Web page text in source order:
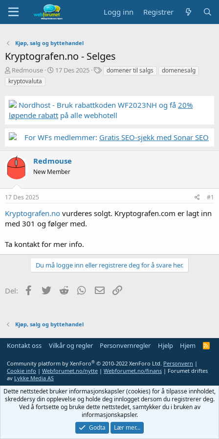
Logg inn Registrer
Kjøp, salg og byttehandel
Kryptografen.no - Selges
T
r
å
s
t
r
t
e
r
Redmouse
S
d
o
17 Des 2025
S
k
o
domener til salgs
domenesalg
kryptovaluta
Nordhost - Bruk rabattkoden WF2023NH og få 20%
løpende rabatt på alle webhotell
For WFs medlemmer: Gratis SEO-sjekk med Sonar SEO
Redmouse
New Member
17 Des 2025 #1
Kryptografen.no vurderes solgt. Kryptografen.com er lagt inn
med 301 og følger med.
Ta kontakt for mer info.
Du må logge inn eller registrere deg for å svare her.
Del: Facebook
Twitter Reddit WhatsApp
E-post
Kjøp, salg og byttehandel
Kontakt oss Vilkår og regler Personvernregler Hjelp Hjem
R
Community platform by XenForo® © 2010-2022 XenForo Ltd. Personvern |
Cookie info | Webforumet.no/nytte | Webforumet.no/finans | Forumet driftes
av Lykke Media AS
Dette nettstedet bruker informasjonskapsler (cookies) for å tilpasse innholdet,
skreddersy din opplevelse og holde deg innlogget dersom du registrerer deg.
Ved å fortsette og bruke dette nettstedet, samtykker du i bruken av
informasjonskapsler.
Godta
Lær mer…